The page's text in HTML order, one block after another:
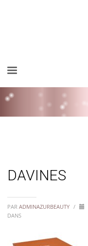
DAVINES
PAR ADMINAZURBEAUTY /
DANS